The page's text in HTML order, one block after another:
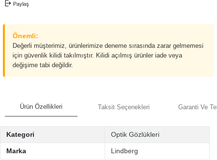
Paylaş
Önemli:
Değerli müşterimiz, ürünlerimize deneme sırasında zarar gelmemesi
için güvenlik kilidi takılmıştır. Kilidi açılmış ürünler iade veya
değişime tabi değildir.
Ürün Özellikleri Taksit Seçenekleri Garanti Ve
Kategori Optik Gözlükleri
Marka Lindberg